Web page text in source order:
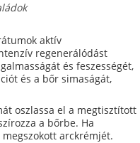
aktív
regenerálódást
és feszességét,
és a bőr simaságát,
oszlassa el a megtisztított
a bőrbe. Ha
arckrémjét.